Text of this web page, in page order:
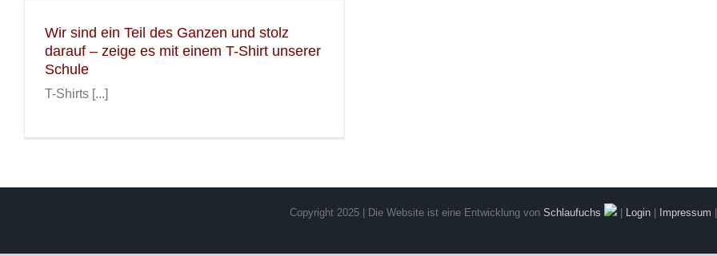
Wir sind ein Teil des Ganzen und stolz
darauf – zeige es mit einem T-Shirt unserer
Schule
T-Shirts [...]
Copyright 2025 | Die Website ist eine Entwicklung von Schlaufuchs | Login| Impressum